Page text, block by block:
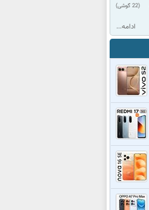
(22 گوشی)
ادامه...